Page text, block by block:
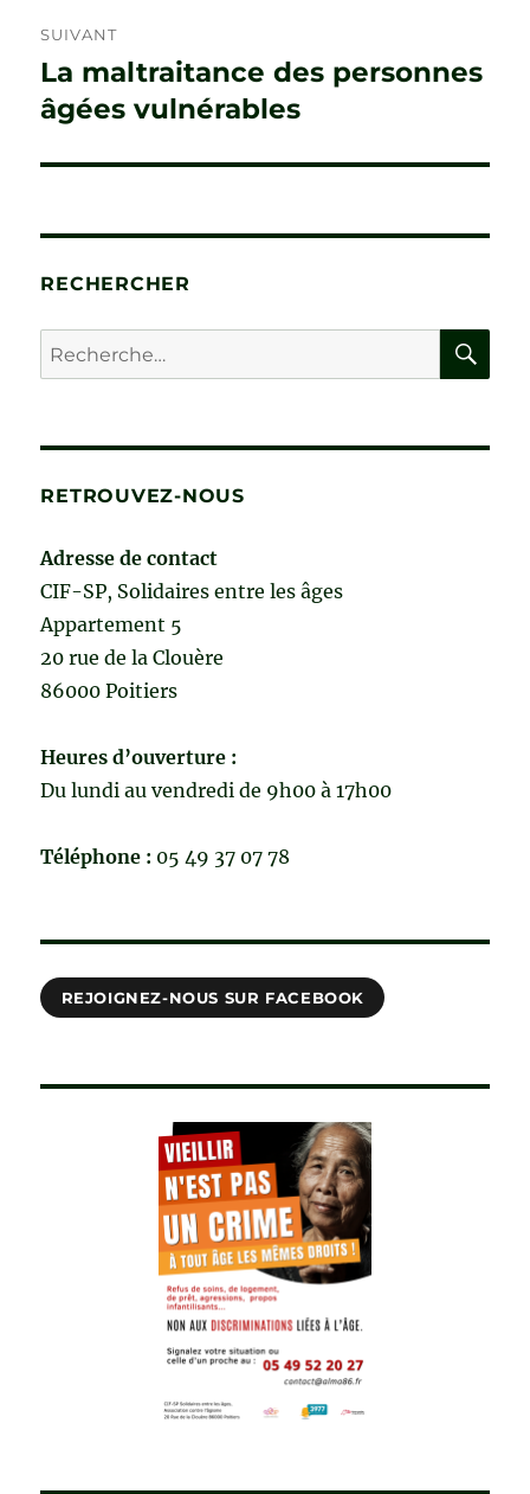
SUIVANT
Publication
suivante :
La maltraitance des personnes
âgées vulnérables
RECHERCHER
Recherche
pour :
RETROUVEZ-NOUS
Adresse de contact
CIF-SP, Solidaires entre les âges
Appartement 5
20 rue de la Clouère
86000 Poitiers
Heures d’ouverture :
Du lundi au vendredi de 9h00 à 17h00
Téléphone : 05 49 37 07 78
REJOIGNEZ-NOUS SUR FACEBOOK